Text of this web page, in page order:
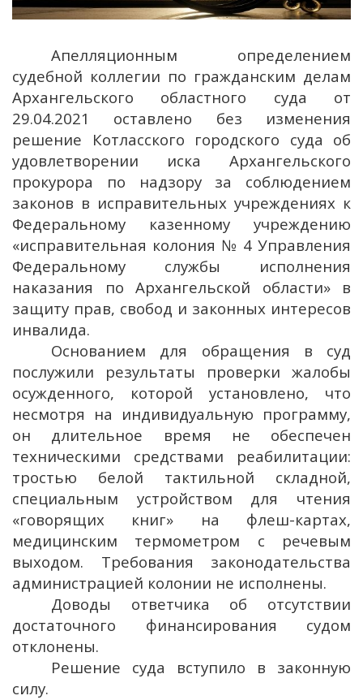
Апелляционным определением
судебной коллегии по гражданским делам
Архангельского областного суда от
29.04.2021 оставлено без изменения
решение Котласского городского суда об
удовлетворении иска Архангельского
прокурора по надзору за соблюдением
законов в исправительных учреждениях к
Федеральному казенному учреждению
«исправительная колония № 4 Управления
Федеральному службы исполнения
наказания по Архангельской области» в
защиту прав, свобод и законных интересов
инвалида.
Основанием для обращения в суд
послужили результаты проверки жалобы
осужденного, которой установлено, что
несмотря на индивидуальную программу,
он длительное время не обеспечен
техническими средствами реабилитации:
тростью белой тактильной складной,
специальным устройством для чтения
«говорящих книг» на флеш-картах,
медицинским термометром с речевым
выходом. Требования законодательства
администрацией колонии не исполнены.
Доводы ответчика об отсутствии
достаточного финансирования судом
отклонены.
Решение суда вступило в законную
силу.